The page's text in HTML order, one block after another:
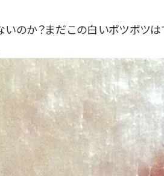
いのか？まだこの白いボツボツは